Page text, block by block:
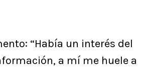
“Había un interés del
a mí me huele a